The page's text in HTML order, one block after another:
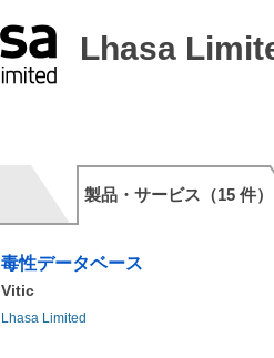
Lhasa
製品・サービス（15 件）
毒性データベース
Vitic
Lhasa Limited